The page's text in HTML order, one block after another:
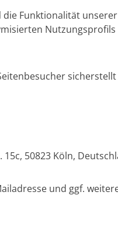
Funktionalität
Nutzungsprofils
50823 Köln,
und ggf.